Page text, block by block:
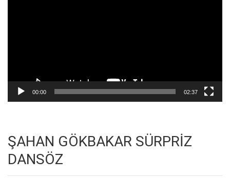
00:00 02:37
ŞAHAN GÖKBAKAR SÜRPRİZ
DANSÖZ